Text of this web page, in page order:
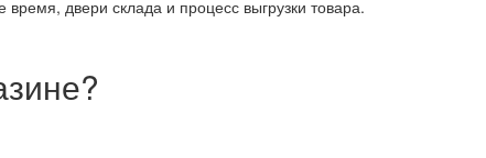
двери склада и процесс выгрузки товара.